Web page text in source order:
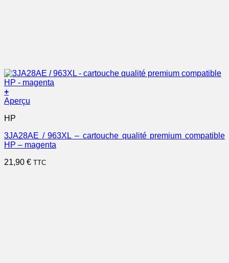
+
Aperçu
HP
3JA28AE / 963XL – cartouche qualité premium compatible
HP – magenta
21,90 € TTC